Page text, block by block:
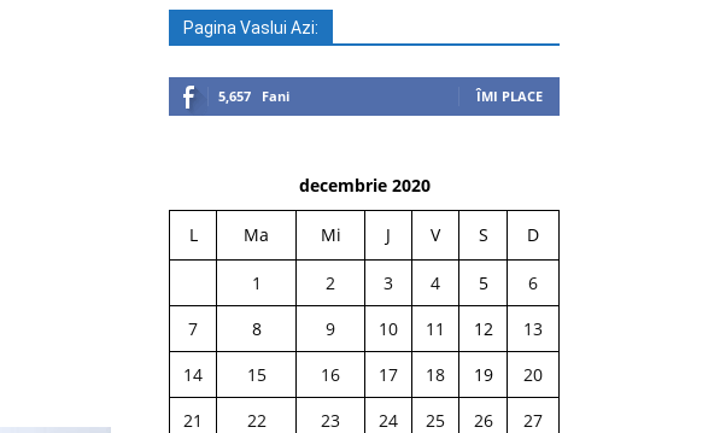
Pagina Vaslui Azi:
5,657 Fani ÎMI PLACE
decembrie 2020
L Ma Mi J V S D
1 2 3 4 5
6
7
8 9 10 11 12
13
14
15 16 17 18 19
20
21
22 23 24 25 26
27